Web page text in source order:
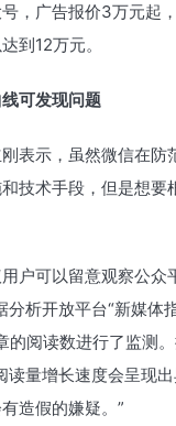
，广告报价3万元起
到12万元。
可发现问题
示，虽然微信在防
技术手段，但是想要
可以留意观察公众
分析开放平台“新媒体
的阅读数进行了监测
读量增长速度会呈现
造假的嫌疑。”